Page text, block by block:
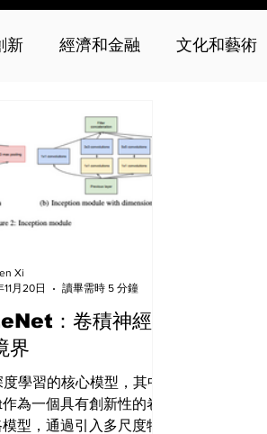
新 經濟和金融 文化和藝術
：卷積神經網
界
學習的核心模型，其中
為一個具有創新性的卷
型，通過引入多尺度特
Xi
月20日
讀畢需時 5 分鐘